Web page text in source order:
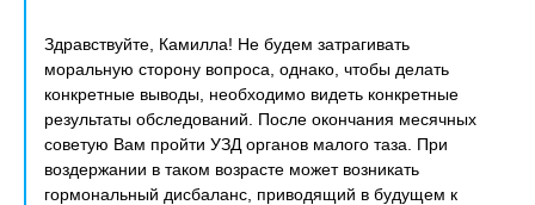
Здравствуйте, Камилла! Не будем затрагивать
моральную сторону вопроса, однако, чтобы делать
конкретные выводы, необходимо видеть конкретные
результаты обследований. После окончания месячных
советую Вам пройти УЗД органов малого таза. При
воздержании в таком возрасте может возникать
гормональный дисбаланс, приводящий в будущем к